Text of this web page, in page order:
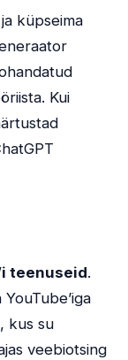
ja küpseima
Kui
teenuseid.
kus su
veebiotsing